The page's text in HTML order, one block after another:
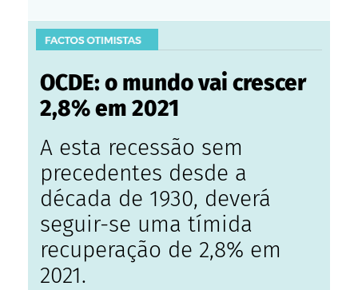
OCDE: o mundo vai crescer
2,8% em 2021
A esta recessão sem
precedentes desde a
década de 1930, deverá
seguir-se uma tímida
recuperação de 2,8% em
2021.